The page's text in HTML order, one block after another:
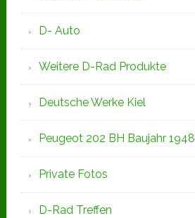
D- Auto
Weitere D-Rad Produkte
Deutsche Werke Kiel
Peugeot 202 BH Baujahr 1948
Private Fotos
D-Rad Treffen